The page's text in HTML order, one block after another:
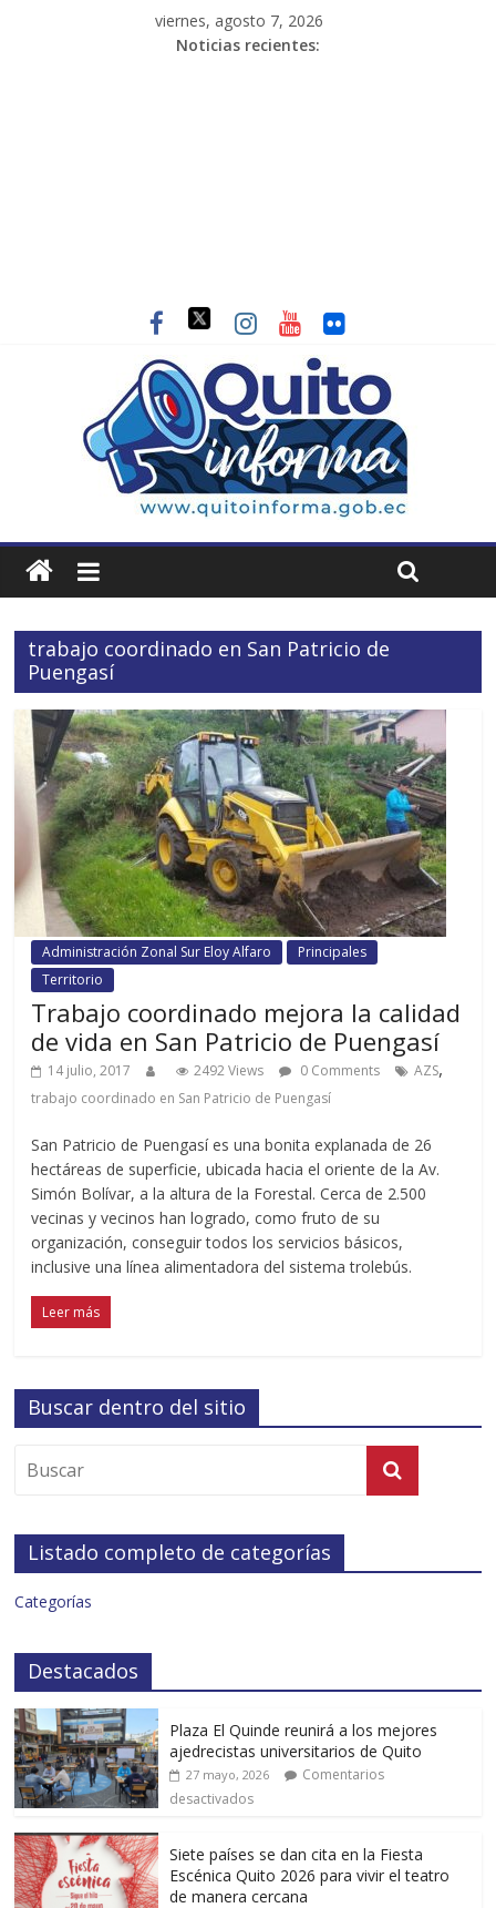
viernes, agosto 7, 2026
Noticias recientes:
trabajo coordinado en San Patricio de
Puengasí
Administración Zonal Sur Eloy Alfaro
Principales
Territorio
Trabajo coordinado mejora la calidad
de vida en San Patricio de Puengasí
14 julio, 2017 2492 Views 0 Comments AZS,
trabajo coordinado en San Patricio de Puengasí
San Patricio de Puengasí es una bonita explanada de 26
hectáreas de superficie, ubicada hacia el oriente de la Av.
Simón Bolívar, a la altura de la Forestal. Cerca de 2.500
vecinas y vecinos han logrado, como fruto de su
organización, conseguir todos los servicios básicos,
inclusive una línea alimentadora del sistema trolebús.
Leer más
Buscar dentro del sitio
Listado completo de categorías
Categorías
Destacados
Plaza El Quinde reunirá a los mejores
ajedrecistas universitarios de Quito
27 mayo, 2026
Comentarios
desactivados
Siete países se dan cita en la Fiesta
Escénica Quito 2026 para vivir el teatro
de manera cercana